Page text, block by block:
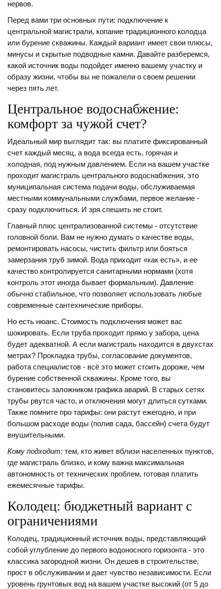
нервов.
Перед вами три основных пути: подключение к
центральной магистрали, копание традиционного колодца
или бурение скважины. Каждый вариант имеет свои плюсы,
минусы и скрытые подводные камни. Давайте разберемся,
какой источник воды подойдет именно вашему участку и
образу жизни, чтобы вы не пожалели о своем решении
через пять лет.
Центральное водоснабжение:
комфорт за чужой счет?
Идеальный мир выглядит так: вы платите фиксированный
счет каждый месяц, а вода всегда есть, горячая и
холодная, под нужным давлением. Если на вашем участке
проходит магистраль центрального водоснабжения, это
муниципальная система подачи воды, обслуживаемая
местными коммунальными службами, первое желание -
сразу подключиться. И зря спешить не стоит.
Главный плюс централизованной системы - отсутствие
головной боли. Вам не нужно думать о качестве воды,
ремонтировать насосы, чистить фильтр или бояться
замерзания труб зимой. Вода приходит «как есть», и ее
качество контролируется санитарными нормами (хотя
контроль этот иногда бывает формальным). Давление
обычно стабильное, что позволяет использовать любые
современные сантехнические приборы.
Но есть нюанс. Стоимость подключения может вас
шокировать. Если труба проходит прямо у забора, цена
будет адекватной. А если магистраль находится в двухстах
метрах? Прокладка трубы, согласование документов,
работа специалистов - всё это может стоить дороже, чем
бурение собственной скважины. Кроме того, вы
становитесь заложником графика аварий. В старых сетях
трубы рвутся часто, и отключения могут длиться сутками.
Также помните про тарифы: они растут ежегодно, и при
большом расходе воды (полив сада, бассейн) счета будут
внушительными.
Кому подходит: тем, кто живет вблизи населенных пунктов,
где магистраль близко, и кому важна максимальная
автономность от технических проблем, готовая платить
ежемесячные тарифы.
Колодец: бюджетный вариант с
ограничениями
Колодец, традиционный источник воды, представляющий
собой углубление до первого водоносного горизонта - это
классика загородной жизни. Он дешев в строительстве,
прост в обслуживании и дает чувство независимости. Если
уровень грунтовых вод на вашем участке высокий (от 5 до